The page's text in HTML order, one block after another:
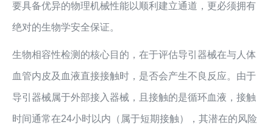
要具备优异的物理机械性能以顺利建立通道，更必须拥有
绝对的生物学安全保证。
生物相容性检测的核心目的，在于评估导引器械在与人体
血管内皮及血液直接接触时，是否会产生不良反应。由于
导引器械属于外部接入器械，且接触的是循环血液，接触
时间通常在24小时以内（属于短期接触），其潜在的风险